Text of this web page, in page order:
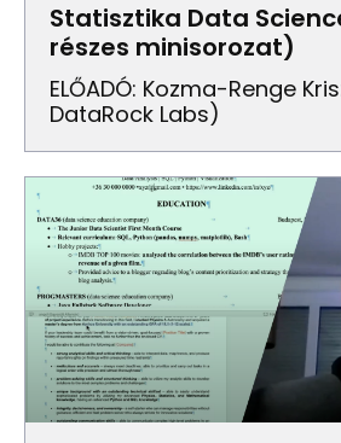
Statisztika Data
részes minisorozat)
ELŐADÓ: Kozma-Renge
DataRock Labs)